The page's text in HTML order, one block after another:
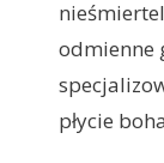
odmienne
płycie